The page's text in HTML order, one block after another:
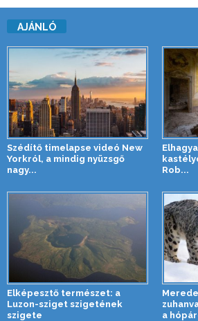
AJÁNLÓ
Szédítő timelapse videó New
Yorkról, a mindig nyüzsgő
nagy...
Rob...
Elképesztő természet: a
Luzon-sziget szigetének
szigete
a